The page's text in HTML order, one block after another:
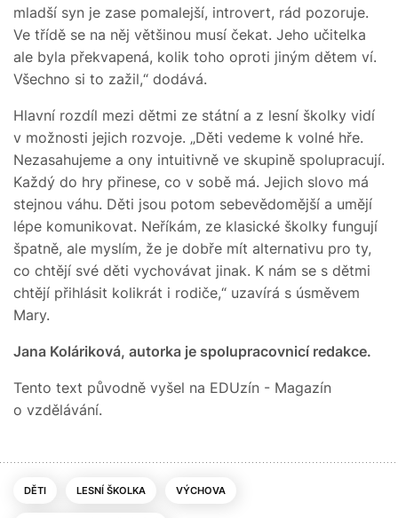
mladší syn je zase pomalejší, introvert, rád pozoruje.
Ve třídě se na něj většinou musí čekat. Jeho učitelka
ale byla překvapená, kolik toho oproti jiným dětem ví.
Všechno si to zažil,“ dodává.
Hlavní rozdíl mezi dětmi ze státní a z lesní školky vidí
v možnosti jejich rozvoje. „Děti vedeme k volné hře.
Nezasahujeme a ony intuitivně ve skupině spolupracují.
Každý do hry přinese, co v sobě má. Jejich slovo má
stejnou váhu. Děti jsou potom sebevědomější a umějí
lépe komunikovat. Neříkám, ze klasické školky fungují
špatně, ale myslím, že je dobře mít alternativu pro ty,
co chtějí své děti vychovávat jinak. K nám se s dětmi
chtějí přihlásit kolikrát i rodiče,“ uzavírá s úsměvem
Mary.
Jana Koláriková, autorka je spolupracovnicí redakce.
Tento text původně vyšel na EDUzín - Magazín
o vzdělávání.
DĚTI LESNÍ ŠKOLKA VÝCHOVA